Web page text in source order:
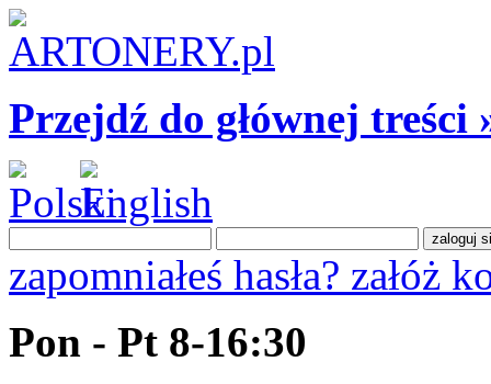
Przejdź do głównej treści
zapomniałeś hasła? załóż
Pon - Pt 8-16:30